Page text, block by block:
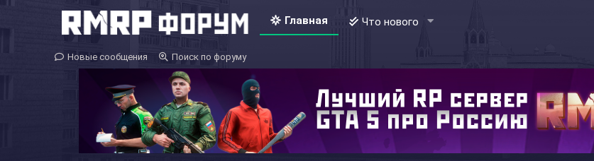
Главная Что нового
Новые сообщения Поиск по форуму